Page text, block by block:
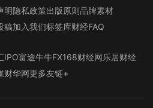
明隐私政策出版原则品牌素材
稿加入我们标签库财经FAQ
IPO富途牛牛FX168财经网乐居财经
财华网更多友链+